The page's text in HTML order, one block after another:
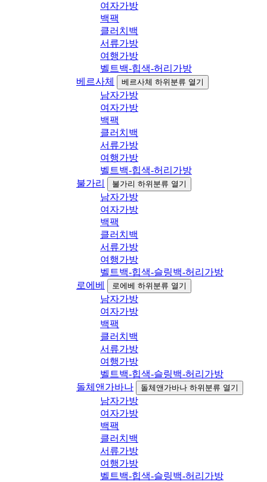
여자가방
백팩
클러치백
서류가방
여행가방
벨트백-힙색-허리가방
베르사체
베르사체 하위분류 열기
남자가방
여자가방
백팩
클러치백
서류가방
여행가방
벨트백-힙색-허리가방
불가리
불가리 하위분류 열기
남자가방
여자가방
백팩
클러치백
서류가방
여행가방
벨트백-힙색-슬링백-허리가방
로에베
로에베 하위분류 열기
남자가방
여자가방
백팩
클러치백
서류가방
여행가방
벨트백-힙색-슬링백-허리가방
돌체앤가바나
돌체앤가바나 하위분류 열기
남자가방
여자가방
백팩
클러치백
서류가방
여행가방
벨트백-힙색-슬링백-허리가방